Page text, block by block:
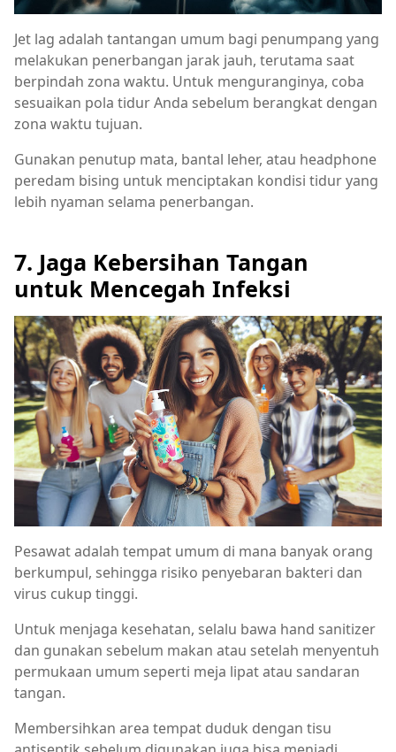
Jet lag adalah tantangan umum bagi penumpang yang
melakukan penerbangan jarak jauh, terutama saat
berpindah zona waktu. Untuk menguranginya, coba
sesuaikan pola tidur Anda sebelum berangkat dengan
zona waktu tujuan.
Gunakan penutup mata, bantal leher, atau headphone
peredam bising untuk menciptakan kondisi tidur yang
lebih nyaman selama penerbangan.
7. Jaga Kebersihan Tangan
untuk Mencegah Infeksi
Pesawat adalah tempat umum di mana banyak orang
berkumpul, sehingga risiko penyebaran bakteri dan
virus cukup tinggi.
Untuk menjaga kesehatan, selalu bawa hand sanitizer
dan gunakan sebelum makan atau setelah menyentuh
permukaan umum seperti meja lipat atau sandaran
tangan.
Membersihkan area tempat duduk dengan tisu